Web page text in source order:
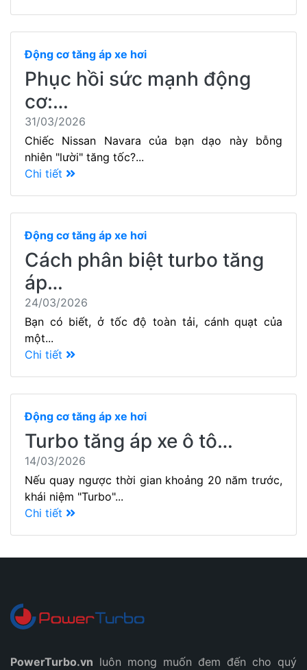
Động cơ tăng áp xe hơi
Phục hồi sức mạnh động
cơ:…
31/03/2026
Chiếc Nissan Navara của bạn dạo này bỗng
nhiên "lười" tăng tốc?...
Chi tiết
Động cơ tăng áp xe hơi
Cách phân biệt turbo tăng
áp…
24/03/2026
Bạn có biết, ở tốc độ toàn tải, cánh quạt của
một...
Chi tiết
Động cơ tăng áp xe hơi
Turbo tăng áp xe ô tô…
14/03/2026
Nếu quay ngược thời gian khoảng 20 năm trước,
khái niệm "Turbo"...
Chi tiết
PowerTurbo.vn luôn mong muốn đem đến cho quý